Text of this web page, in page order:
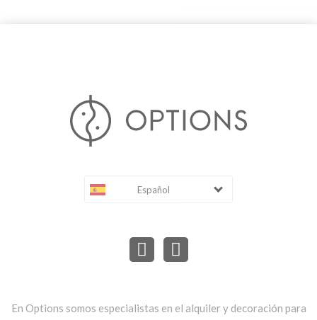
Español
En Options somos especialistas en el alquiler y decoración para